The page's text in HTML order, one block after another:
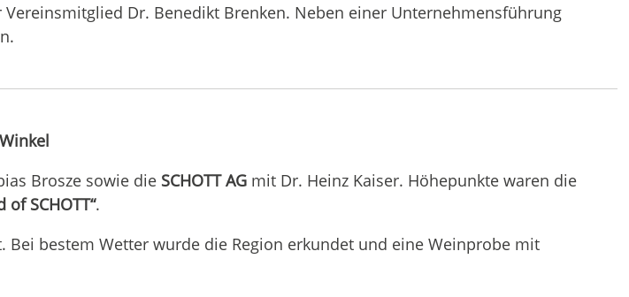
Dr. Benedikt Brenken. Neben einer Unternehmensführung
Brosze sowie die SCHOTT AGmit Dr. Heinz Kaiser. Höhepunkte waren die
SCHOTT“.
bestem Wetter wurde die Region erkundet und eine Weinprobe mit